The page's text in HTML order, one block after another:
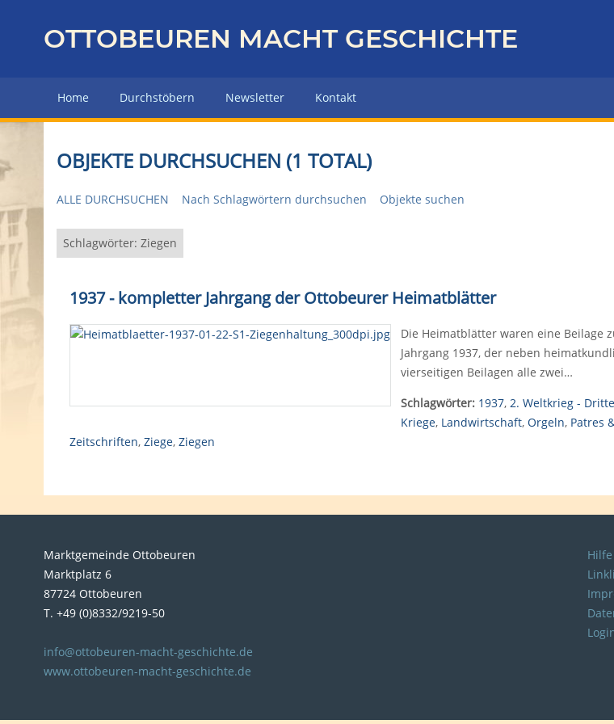
z
r
H
u
p
e
OTTOBEUREN MACHT GESCHICHTE
Home Durchstöbern Newsletter Kontakt
OBJEKTE DURCHSUCHEN (1 TOTAL)
ALLE DURCHSUCHEN Nach Schlagwörtern durchsuchen Objekte suchen
Schlagwörter: Ziegen
1937 - kompletter Jahrgang der Ottobeurer Heimatblätter
Die Heimatblätter waren eine Beilage
Jahrgang 1937, der neben
vierseitigen Beilagen alle zwei…
Schlagwörter: 1937, 2. Weltkrieg -
Kriege, Landwirtschaft, Orgeln, Patres
Zeitschriften, Ziege, Ziegen
Marktgemeinde Ottobeuren
Marktplatz 6
87724 Ottobeuren
T. +49 (0)8332/9219-50
info@ottobeuren-macht-geschichte.de
www.ottobeuren-macht-geschichte.de